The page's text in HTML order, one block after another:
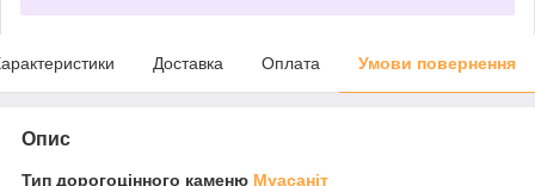
Доставка Оплата Умови повернення
Опис
Тип дорогоцінного каменю Муасаніт